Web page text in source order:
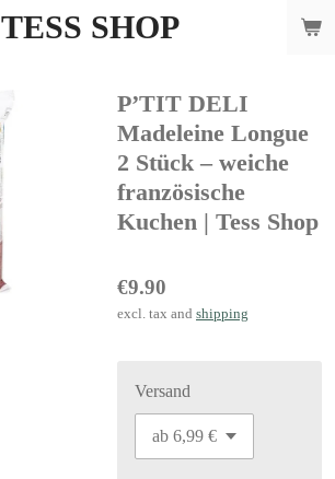
TESS SHOP
P’TIT DELI
Madeleine Longue
2 Stück – weiche
französische
Kuchen | Tess Shop
€9.90
excl. tax and shipping
Versand